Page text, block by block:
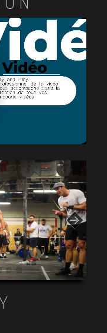
6 7
Item 8
Item 9
Item 10